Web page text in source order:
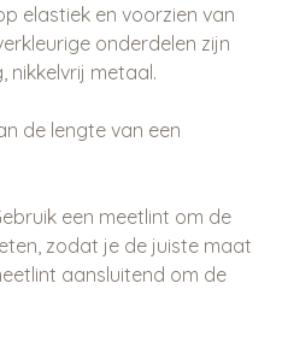
elastiek en voorzien van
onderdelen zijn
nikkelvrij metaal.
de lengte van een
een meetlint om de
zodat je de juiste maat
aansluitend om de